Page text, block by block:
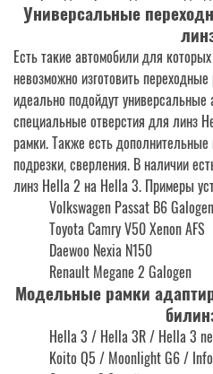
Универсальные
Есть такие автомобили для
невозможно изготовить
идеально подойдут универсальные
специальные отверстия для линз
рамки. Также есть
подрезки, сверления. В наличии
линз Hella 2 на Hella 3. Примеры
Volkswagen Passat B6 Galogen
Toyota Camry V50 Xenon AFS
Daewoo Nexia N150
Renault Megane 2 Galogen
Модельные рамки
Hella 3 / Hella 3R / Hella 3
Koito Q5 / Moonlight G6 /